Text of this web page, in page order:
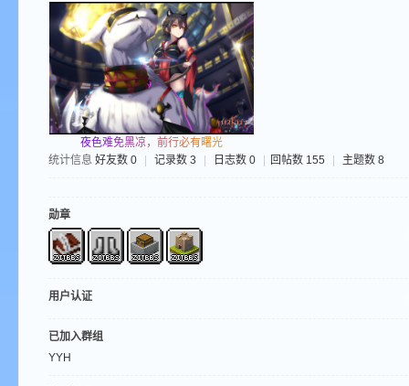
夜色难免黑凉 ， 前行必有曙光
统计信息 好友数 0 记录数 3 日志数 0 回帖数 155 主题数 8
勋章
用户认证
已加入群组
YYH